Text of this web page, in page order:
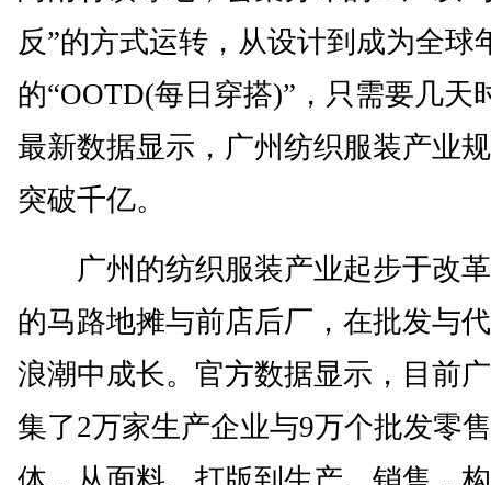
反”的方式运转，从设计到成为全球
的“OOTD(每日穿搭)”，只需要几天
最新数据显示，广州纺织服装产业
突破千亿。
广州的纺织服装产业起步于改
的马路地摊与前店后厂，在批发与
浪潮中成长。官方数据显示，目前
集了2万家生产企业与9万个批发零